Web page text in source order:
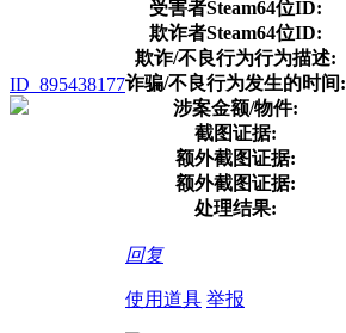
ID_895438177
受害者Steam64位ID:
欺诈者Steam64位ID:
欺诈/不良行为行为描述:
诈骗/不良行为发生的时间:
涉案金额/物件:
截图证据:
额外截图证据:
额外截图证据:
处理结果:
回复
使用道具 举报